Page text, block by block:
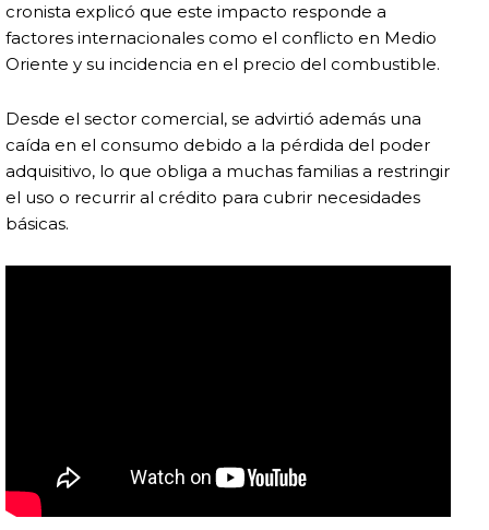
cronista explicó que este impacto responde a
factores internacionales como el conflicto en Medio
Oriente y su incidencia en el precio del combustible.
Desde el sector comercial, se advirtió además una
caída en el consumo debido a la pérdida del poder
adquisitivo, lo que obliga a muchas familias a restringir
el uso o recurrir al crédito para cubrir necesidades
básicas.